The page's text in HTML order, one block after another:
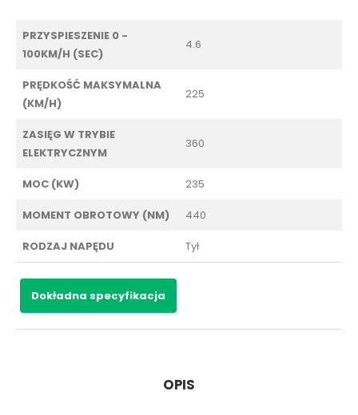
PRZYSPIESZENIE 0 -
100KM/H (SEC)
4.6
PRĘDKOŚĆ MAKSYMALNA
(KM/H)
225
ZASIĘG W TRYBIE
ELEKTRYCZNYM
360
MOC (KW) 235
MOMENT OBROTOWY (NM) 440
RODZAJ NAPĘDU Tył
Dokładna specyfikacja
OPIS